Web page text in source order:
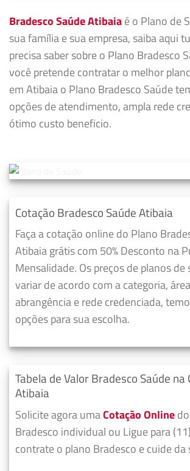
Bradesco Saúde Atibaiaé o Plano de
sua família e sua empresa, saiba aqui
precisa saber sobre o Plano Bradesco
você pretende contratar o melhor
em Atibaia o Plano Bradesco Saúde
opções de atendimento, ampla rede
ótimo custo beneficio.
Cotação Bradesco Saúde Atibaia
Faça a cotação online do Plano
Atibaia grátis com 50% Desconto na
Mensalidade. Os preços de planos de
variar de acordo com a categoria,
abrangência e rede credenciada,
opções para sua escolha.
Tabela de Valor Bradesco Saúde na
Atibaia
Solicite agora umaCotação Online
Bradesco individual ou Ligue para
contrate o plano Bradesco e cuide da